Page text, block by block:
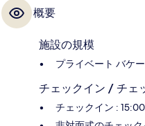
概要
施設の規模
プライベート バケ
チェックイン / チェ
チェックイン :